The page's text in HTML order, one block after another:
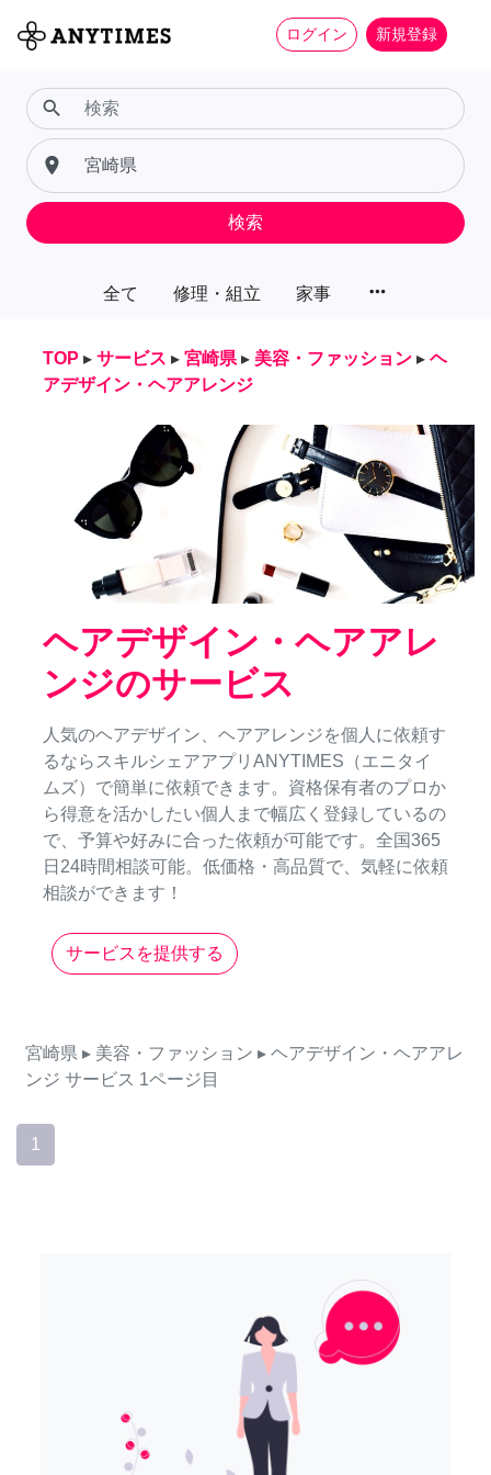
ログイン 新規登録
全て 修理・組立 家事 more_horiz
search
place
検索
TOP ▸ サービス ▸ 宮崎県 ▸ 美容・ファッション ▸ ヘ
アデザイン・ヘアアレンジ
ヘアデザイン・ヘアアレ
ンジのサービス
人気のヘアデザイン、ヘアアレンジを個人に依頼す
るならスキルシェアアプリANYTIMES（エニタイ
ムズ）で簡単に依頼できます。資格保有者のプロか
ら得意を活かしたい個人まで幅広く登録しているの
で、予算や好みに合った依頼が可能です。全国365
日24時間相談可能。低価格・高品質で、気軽に依頼
相談ができます！
サービスを提供する
宮崎県 ▸ 美容・ファッション ▸ ヘアデザイン・ヘアアレ
ンジ サービス 1ページ目
1